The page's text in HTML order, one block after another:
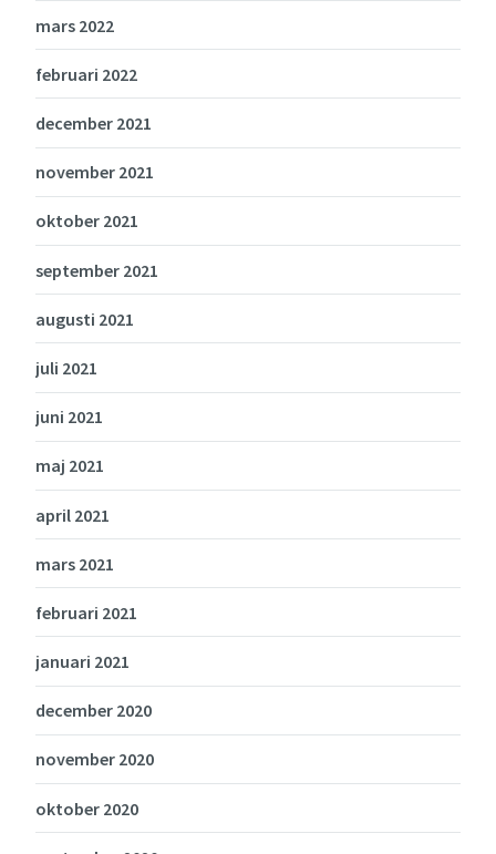
mars 2022
februari 2022
december 2021
november 2021
oktober 2021
september 2021
augusti 2021
juli 2021
juni 2021
maj 2021
april 2021
mars 2021
februari 2021
januari 2021
december 2020
november 2020
oktober 2020